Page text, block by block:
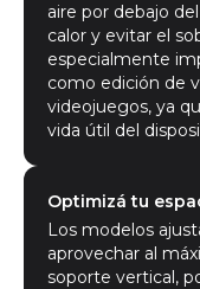
aire por debajo
calor y evitar el
especialmente
como edición de
videojuegos, ya
vida útil del
Optimizá tu
Los modelos
aprovechar al
soporte vertical,